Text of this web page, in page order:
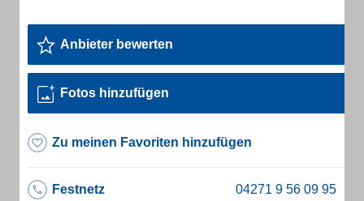
Anbieter bewerten
Fotos hinzufügen
Zu meinen Favoriten hinzufügen
Festnetz